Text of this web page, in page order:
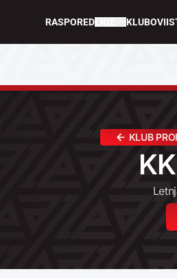
RASPORED KLUBOVI
KLUB